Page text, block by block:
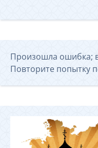
Произошла ошибка;
Повторите попытку